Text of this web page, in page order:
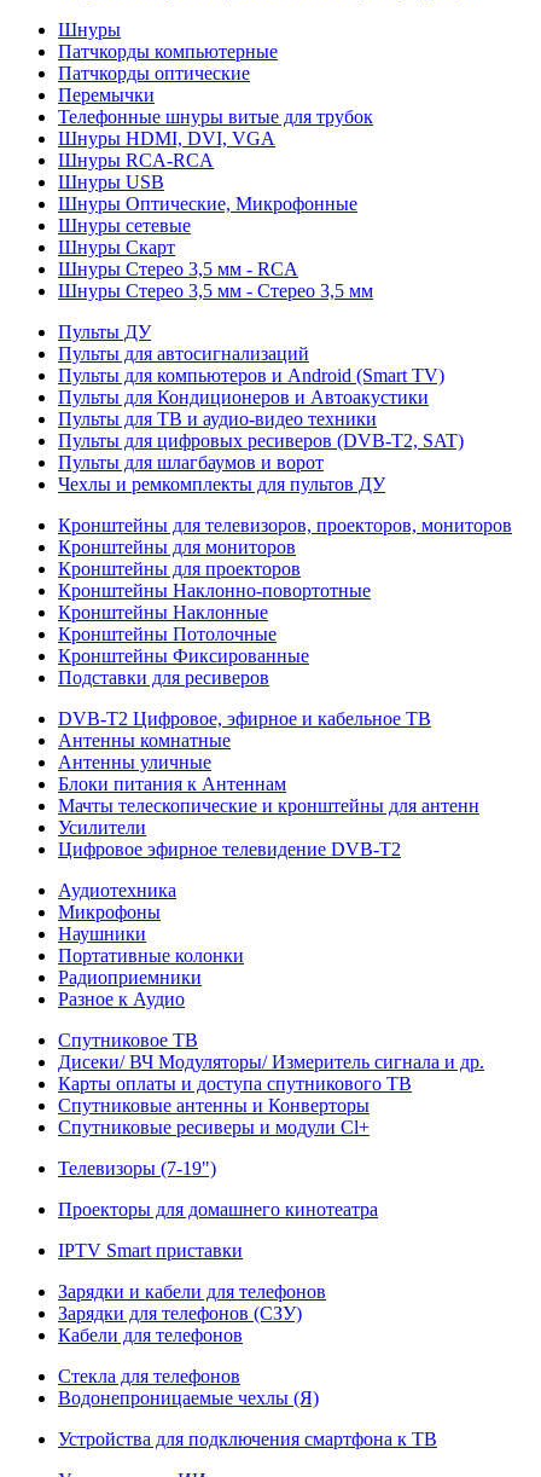
Шнуры
Патчкорды компьютерные
Патчкорды оптические
Перемычки
Телефонные шнуры витые для трубок
Шнуры HDMI, DVI, VGA
Шнуры RCA-RCA
Шнуры USB
Шнуры Оптические, Микрофонные
Шнуры сетевые
Шнуры Скарт
Шнуры Стерео 3,5 мм - RCA
Шнуры Стерео 3,5 мм - Стерео 3,5 мм
Пульты ДУ
Пульты для автосигнализаций
Пульты для компьютеров и Android (Smart TV)
Пульты для Кондиционеров и Автоакустики
Пульты для ТВ и аудио-видео техники
Пульты для цифровых ресиверов (DVB-T2, SAT)
Пульты для шлагбаумов и ворот
Чехлы и ремкомплекты для пультов ДУ
Кронштейны для телевизоров, проекторов, мониторов
Кронштейны для мониторов
Кронштейны для проекторов
Кронштейны Наклонно-повортотные
Кронштейны Наклонные
Кронштейны Потолочные
Кронштейны Фиксированные
Подставки для ресиверов
DVB-T2 Цифровое, эфирное и кабельное ТВ
Антенны комнатные
Антенны уличные
Блоки питания к Антеннам
Мачты телескопические и кронштейны для антенн
Усилители
Цифровое эфирное телевидение DVB-Т2
Аудиотехника
Микрофоны
Наушники
Портативные колонки
Радиоприемники
Разное к Аудио
Спутниковое ТВ
Дисеки/ ВЧ Модуляторы/ Измеритель сигнала и др.
Карты оплаты и доступа спутникового ТВ
Спутниковые антенны и Конверторы
Спутниковые ресиверы и модули Cl+
Телевизоры (7-19")
Проекторы для домашнего кинотеатра
IPTV Smart приставки
Зарядки и кабели для телефонов
Зарядки для телефонов (СЗУ)
Кабели для телефонов
Стекла для телефонов
Водонепроницаемые чехлы (Я)
Устройства для подключения смартфона к ТВ